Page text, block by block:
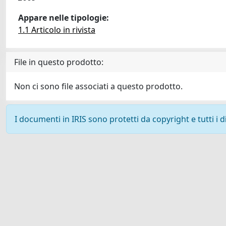
Appare nelle tipologie:
1.1 Articolo in rivista
File in questo prodotto:
Non ci sono file associati a questo prodotto.
I documenti in IRIS sono protetti da copyright e tutti i